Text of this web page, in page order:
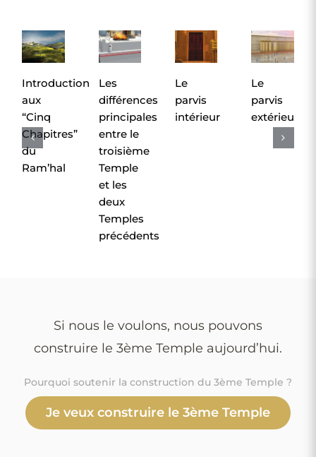
Introduction
aux
“Cinq
Chapitres”
du
Ram’hal
Les
différences
principales
entre le
troisième
Temple
et les
deux
Temples
précédents
Le
parvis
intérieur
Le
parvis
extérieur
Si nous le voulons, nous pouvons
construire le 3ème Temple aujourd’hui.
Pourquoi soutenir la construction du 3ème Temple ?
Je veux construire le 3ème Temple